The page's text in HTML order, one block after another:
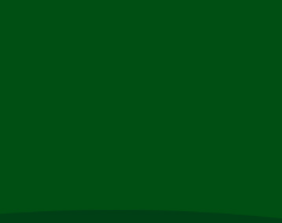
webbplats, öppnas i nytt